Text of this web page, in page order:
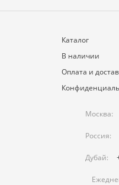
Каталог
В наличии
Оплата и
Москва:
Россия:
Дубай: